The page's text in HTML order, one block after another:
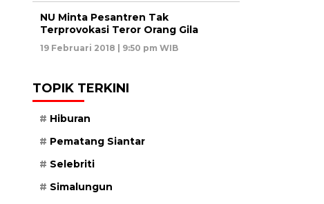
NU Minta Pesantren Tak
Terprovokasi Teror Orang Gila
19 Februari 2018 | 9:50 pm WIB
TOPIK TERKINI
Hiburan
Pematang Siantar
Selebriti
Simalungun